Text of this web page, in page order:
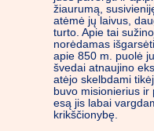
žiaurumą,
atėmė jų laivus,
turto. Apie tai
norėdamas
apie 850 m. puolė
švedai atnaujino
atėjo skelbdami
buvo misionierius ir
esą jis labai
krikščionybę.